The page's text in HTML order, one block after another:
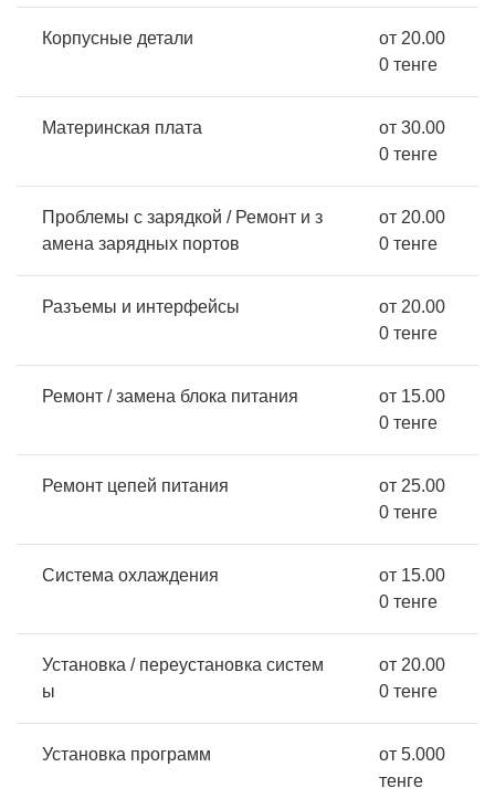
Корпусные детали
от 20.00
0 тенге
Материнская плата
от 30.00
0 тенге
Проблемы с зарядкой / Ремонт и з
амена зарядных портов
от 20.00
0 тенге
Разъемы и интерфейсы
от 20.00
0 тенге
Ремонт / замена блока питания
от 15.00
0 тенге
Ремонт цепей питания
от 25.00
0 тенге
Система охлаждения
от 15.00
0 тенге
Установка / переустановка систем
ы
от 20.00
0 тенге
Установка программ
от 5.000
тенге